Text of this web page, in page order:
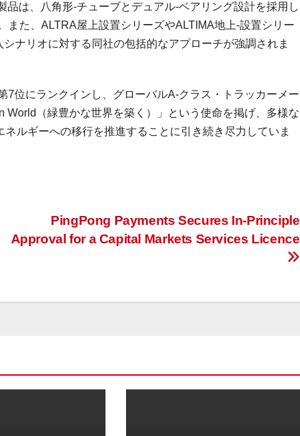
は、八角形‑チューブとデュアル‑ベアリング設計を採用し
た、ALTRA屋上設置シリーズやALTIMA地上‑設置シリー
ナリオに対する同社の包括的なアプローチが強調されま
位にランクインし、グローバルA‑クラス・トラッカーメー
（緑豊かな世界を築く）」という使命を掲げ、多様な
ルギーへの移行を推進することに引き続き尽力していま
PingPong Payments Secures In-Principle
Approval for a Capital Markets Services Licence